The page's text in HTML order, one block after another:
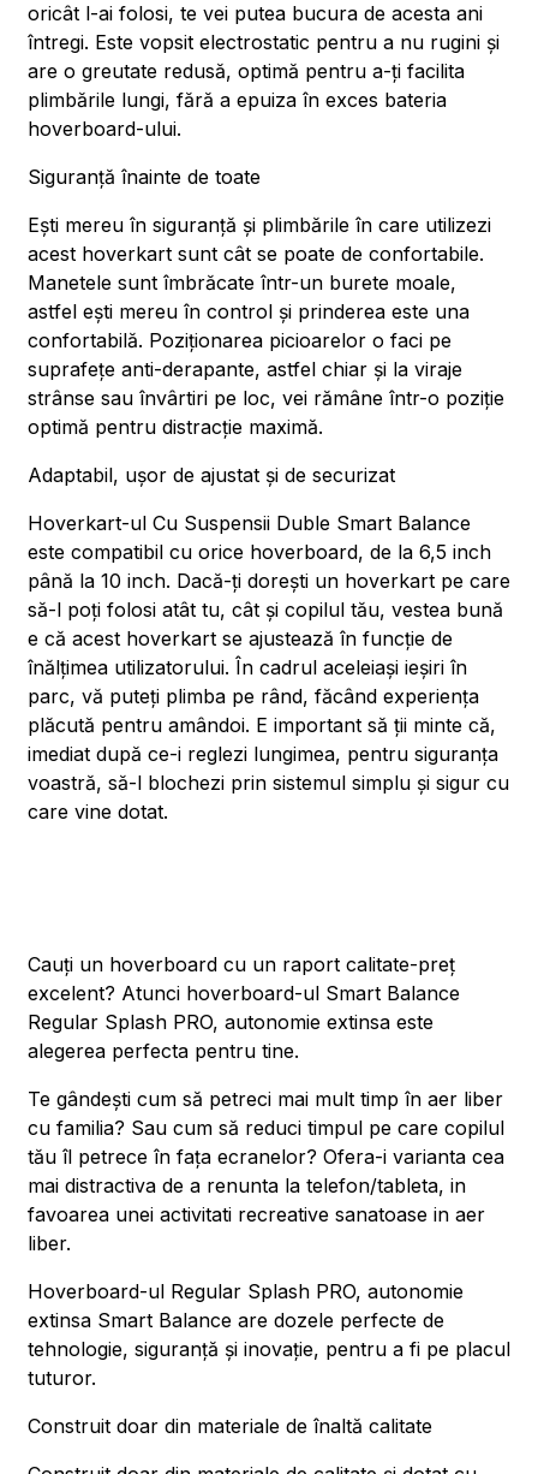
oricât l-ai folosi, te vei putea bucura de acesta ani
întregi. Este vopsit electrostatic pentru a nu rugini și
are o greutate redusă, optimă pentru a-ți facilita
plimbările lungi, fără a epuiza în exces bateria
hoverboard-ului.
Siguranță înainte de toate
Ești mereu în siguranță și plimbările în care utilizezi
acest hoverkart sunt cât se poate de confortabile.
Manetele sunt îmbrăcate într-un burete moale,
astfel ești mereu în control și prinderea este una
confortabilă. Poziționarea picioarelor o faci pe
suprafețe anti-derapante, astfel chiar și la viraje
strânse sau învârtiri pe loc, vei rămâne într-o poziție
optimă pentru distracție maximă.
Adaptabil, ușor de ajustat și de securizat
Hoverkart-ul Cu Suspensii Duble Smart Balance
este compatibil cu orice hoverboard, de la 6,5 inch
până la 10 inch. Dacă-ți dorești un hoverkart pe care
să-l poți folosi atât tu, cât și copilul tău, vestea bună
e că acest hoverkart se ajustează în funcție de
înălțimea utilizatorului. În cadrul aceleiași ieșiri în
parc, vă puteți plimba pe rând, făcând experiența
plăcută pentru amândoi. E important să ții minte că,
imediat după ce-i reglezi lungimea, pentru siguranța
voastră, să-l blochezi prin sistemul simplu și sigur cu
care vine dotat.
Cauți un hoverboard cu un raport calitate-preț
excelent? Atunci hoverboard-ul Smart Balance
Regular Splash PRO, autonomie extinsa este
alegerea perfecta pentru tine.
Te gândești cum să petreci mai mult timp în aer liber
cu familia? Sau cum să reduci timpul pe care copilul
tău îl petrece în fața ecranelor? Ofera-i varianta cea
mai distractiva de a renunta la telefon/tableta, in
favoarea unei activitati recreative sanatoase in aer
liber.
Hoverboard-ul Regular Splash PRO, autonomie
extinsa Smart Balance are dozele perfecte de
tehnologie, siguranță și inovație, pentru a fi pe placul
tuturor.
Construit doar din materiale de înaltă calitate